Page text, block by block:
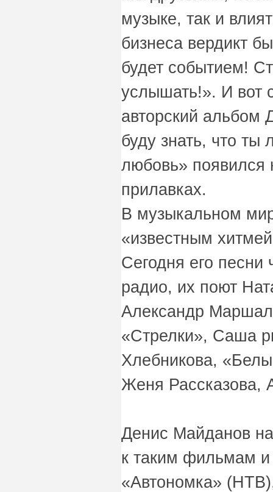
музыке, так и
бизнеса вердикт
будет событием!
услышать!». И вот
авторский альбом
буду знать, что
любовь» появился
прилавках.
В музыкальном
«известным
Сегодня его песни
радио, их поют
Александр
«Стрелки», Саша
Хлебникова,
Женя Рассказова,
Денис Майданов
к таким фильмам
«Автономка»